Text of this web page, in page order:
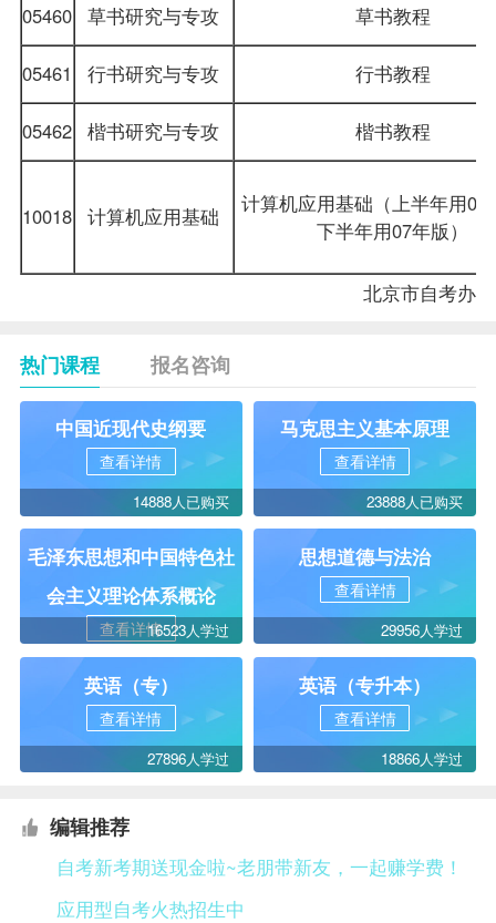
05460 草书研究与专攻 草书教程
05461 行书研究与专攻 行书教程
05462 楷书研究与专攻 楷书教程
10018 计算机应用基础
计算机应用基础（上半年用04
下半年用07年版）
北京市自考办
热门课程 报名咨询
中国近现代史纲要
查看详情
14888人已购买
马克思主义基本原理
查看详情
23888人已购买
毛泽东思想和中国特色社
会主义理论体系概论
查看详情16523人学过
思想道德与法治
查看详情
29956人学过
英语（专）
查看详情
27896人学过
英语（专升本）
查看详情
18866人学过
编辑推荐
自考新考期送现金啦~老朋带新友，一起赚学费！
应用型自考火热招生中